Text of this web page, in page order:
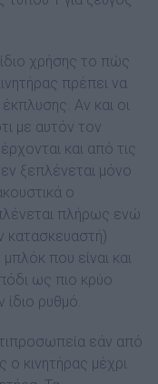
χρήσης το πώς
πρέπει να
έκπλυσης. Αν και οι
µε αυτόν τον
και από τις
ξεπλένεται µόνο
ο
πλήρως ενώ
κατασκευαστή)
που είναι και
ως πιο κρύο
ρυθµό.
εάν από
κινητήρας µέχρι